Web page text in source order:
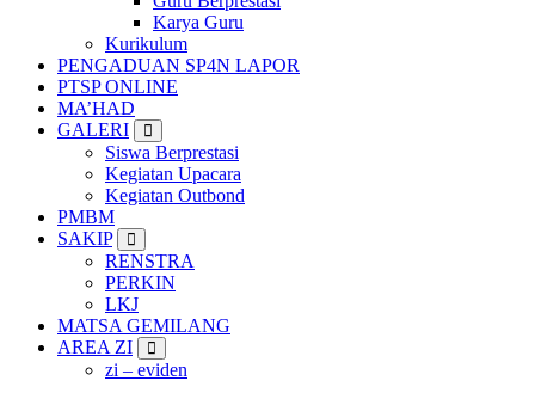
Karya Guru
Kurikulum
PENGADUAN SP4N LAPOR
PTSP ONLINE
MA’HAD
GALERI
Siswa Berprestasi
Kegiatan Upacara
Kegiatan Outbond
PMBM
SAKIP
RENSTRA
PERKIN
LKJ
MATSA GEMILANG
AREA ZI
zi – eviden